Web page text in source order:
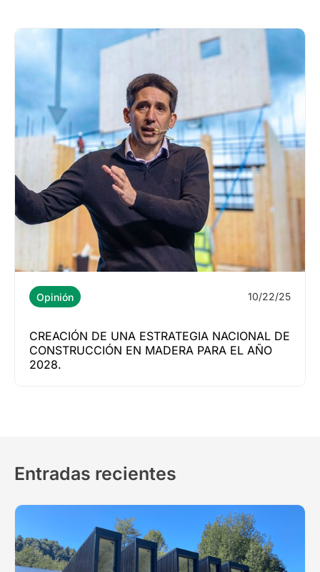
Opinión 10/22/25
CREACIÓN DE UNA ESTRATEGIA NACIONAL DE
CONSTRUCCIÓN EN MADERA PARA EL AÑO
2028.
Entradas recientes